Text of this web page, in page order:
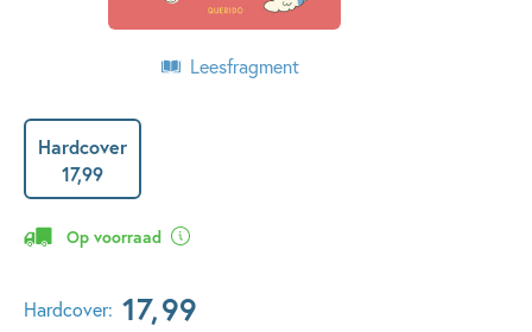
Leesfragment
Hardcover
17,99
Op voorraad
Hardcover: 17,99